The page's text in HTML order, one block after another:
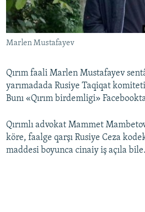
Русский
Українською
Marlen Mustafayev
Qırım faali Marlen Mustafayev
yarımadada Rusiye Taqiqat
Bunı «Qırım birdemligi»
Qırımlı advokat Mammet
köre, faalge qarşı Rusiye Ceza
maddesi boyunca cinaiy iş açıla bile.